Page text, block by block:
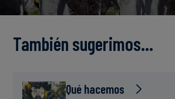
Finanzas
estudio
Noticias
También sugerimos…
Qué hacemos